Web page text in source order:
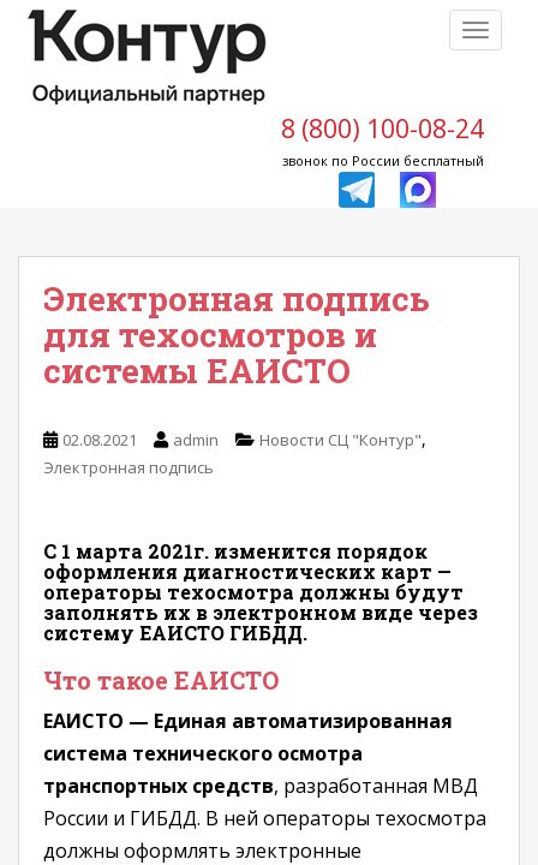
8 (800) 100-08-24
звонок по России бесплатный
Электронная подпись
для техосмотров и
системы ЕАИСТО
02.08.2021 admin Новости СЦ "Контур",
Электронная подпись
С 1 марта 2021г. изменится порядок
оформления диагностических карт —
операторы техосмотра должны будут
заполнять их в электронном виде через
систему ЕАИСТО ГИБДД.
Что такое ЕАИСТО
ЕАИСТО — Единая автоматизированная
система технического осмотра
транспортных средств, разработанная МВД
России и ГИБДД. В ней операторы техосмотра
должны оформлять электронные